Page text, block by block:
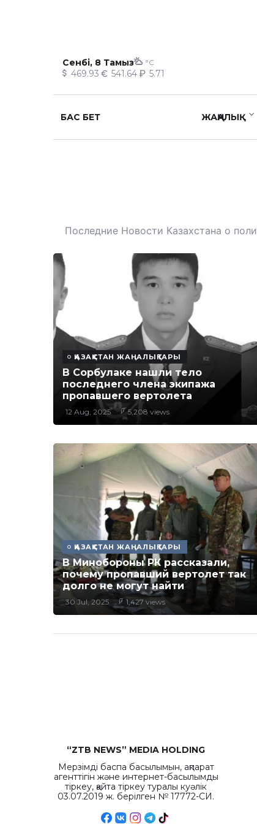
Сенбі, 8 Тамыз °C
469.93 541.64 5.71
БАС БЕТ ЖАҢАЛЫҚ
Последние Новости Казахстана о
ҚАЗАҚСТАН ЖАҢАЛЫҚТАРЫ
В Сорбулаке нашли тело
последнего члена экипажа
пропавшего вертолета
12 Aug, 2025 5,208 views
ҚАЗАҚСТАН ЖАҢАЛЫҚТАРЫ
В Минобороны РК рассказали,
почему пропавший вертолет так
долго не могут найти
30 Jul, 2025 1,427 views
“ZTB NEWS” MEDIA HOLDING
Мерзімді баспа басылымын, ақпарат
агенттігін және интернет-басылымды
тіркеу, қайта тіркеу туралы куәлік
03.07.2019 ж. берілген № 17772-СИ.